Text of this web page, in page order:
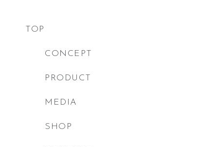
TOP
CONCEPT
PRODUCT
MEDIA
SHOP